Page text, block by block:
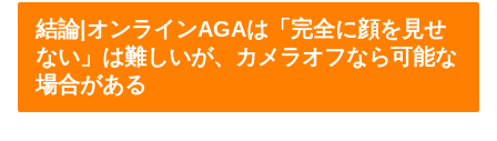
結論|オンラインAGAは「完全に顔を見せ
ない」は難しいが、カメラオフなら可能な
場合がある